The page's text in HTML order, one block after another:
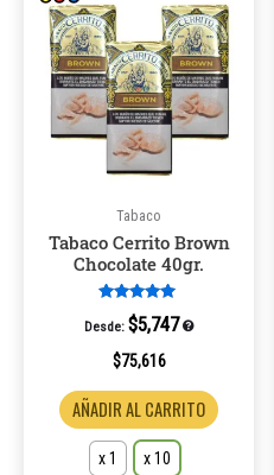
Tabaco
Tabaco Cerrito Brown
Chocolate 40gr.
Valorado en
5.00
Desde: $5,747
$75,616
AÑADIR AL CARRITO
producto
tiene
múltiples
variantes.
Las
elegir
x 1 x 10